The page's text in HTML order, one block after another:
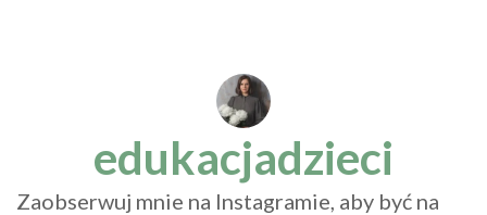
edukacjadzieci
Zaobserwuj mnie na Instagramie, aby być na